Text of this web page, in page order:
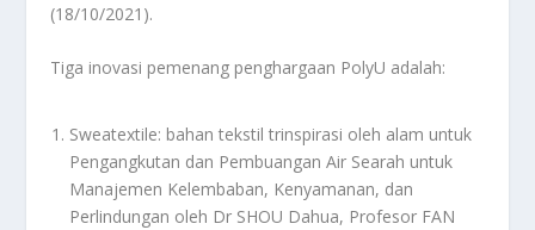
(18/10/2021).
Tiga inovasi pemenang penghargaan PolyU adalah:
Sweatextile: bahan tekstil trinspirasi oleh alam untuk
Pengangkutan dan Pembuangan Air Searah untuk
Manajemen Kelembaban, Kenyamanan, dan
Perlindungan oleh Dr SHOU Dahua, Profesor FAN